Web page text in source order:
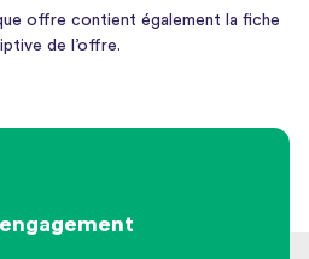
offre contient également la fiche
de l’offre.